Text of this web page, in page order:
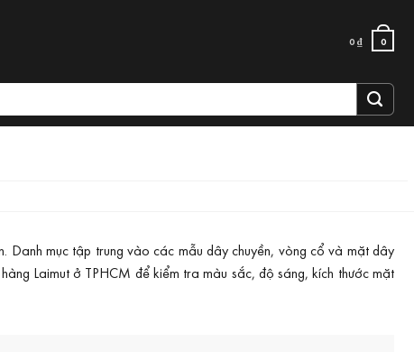
0₫ 0
Danh mục tập trung vào các mẫu dây chuyền, vòng cổ và mặt dây
Laimut ở TPHCM để kiểm tra màu sắc, độ sáng, kích thước mặt